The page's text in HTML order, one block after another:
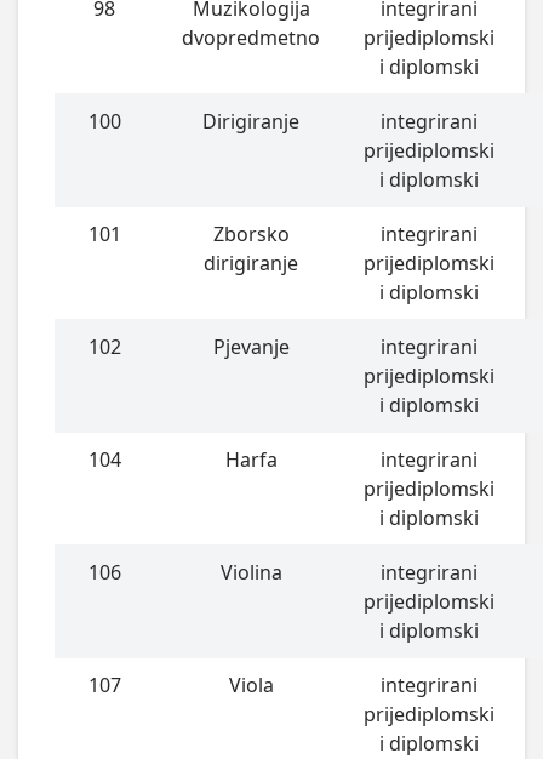
98
Muzikologija
dvopredmetno
integrirani
prijediplomski
i diplomski
100 Dirigiranje
integrirani
prijediplomski
i diplomski
101
Zborsko
dirigiranje
integrirani
prijediplomski
i diplomski
102 Pjevanje
integrirani
prijediplomski
i diplomski
104 Harfa
integrirani
prijediplomski
i diplomski
106 Violina
integrirani
prijediplomski
i diplomski
107 Viola
integrirani
prijediplomski
i diplomski